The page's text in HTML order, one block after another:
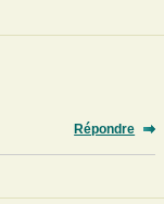
Répondre